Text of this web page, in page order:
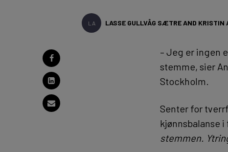
LA LASSE GULLVÅG SÆTRE AND KRISTIN
– Jeg er ingen
stemme, sier
Stockholm.
Senter for
kjønnsbalanse
stemmen.